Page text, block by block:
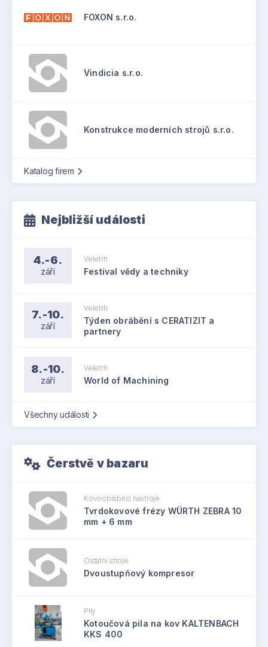
FOXON s.r.o.
Vindicia s.r.o.
Konstrukce moderních strojů s.r.o.
Katalog firem
Nejbližší události
4.-6.
září
Veletrh
Festival vědy a techniky
7.-10.
září
Veletrh
Týden obrábění s CERATIZIT a
partnery
8.-10.
září
Veletrh
World of Machining
Všechny události
Čerstvě v bazaru
Kovoobráběcí nástroje
Tvrdokovové frézy WÜRTH ZEBRA 10
mm + 6 mm
Ostatní stroje
Dvoustupňový kompresor
Pily
Kotoučová pila na kov KALTENBACH
KKS 400